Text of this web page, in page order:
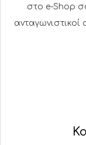
στο e-Shop